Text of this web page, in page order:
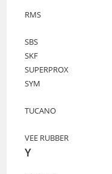
RMS
SBS
SKF
SUPERPROX
SYM
TUCANO
VEE RUBBER
Y